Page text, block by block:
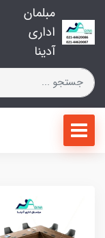
مبلمان
اداری
آدینا